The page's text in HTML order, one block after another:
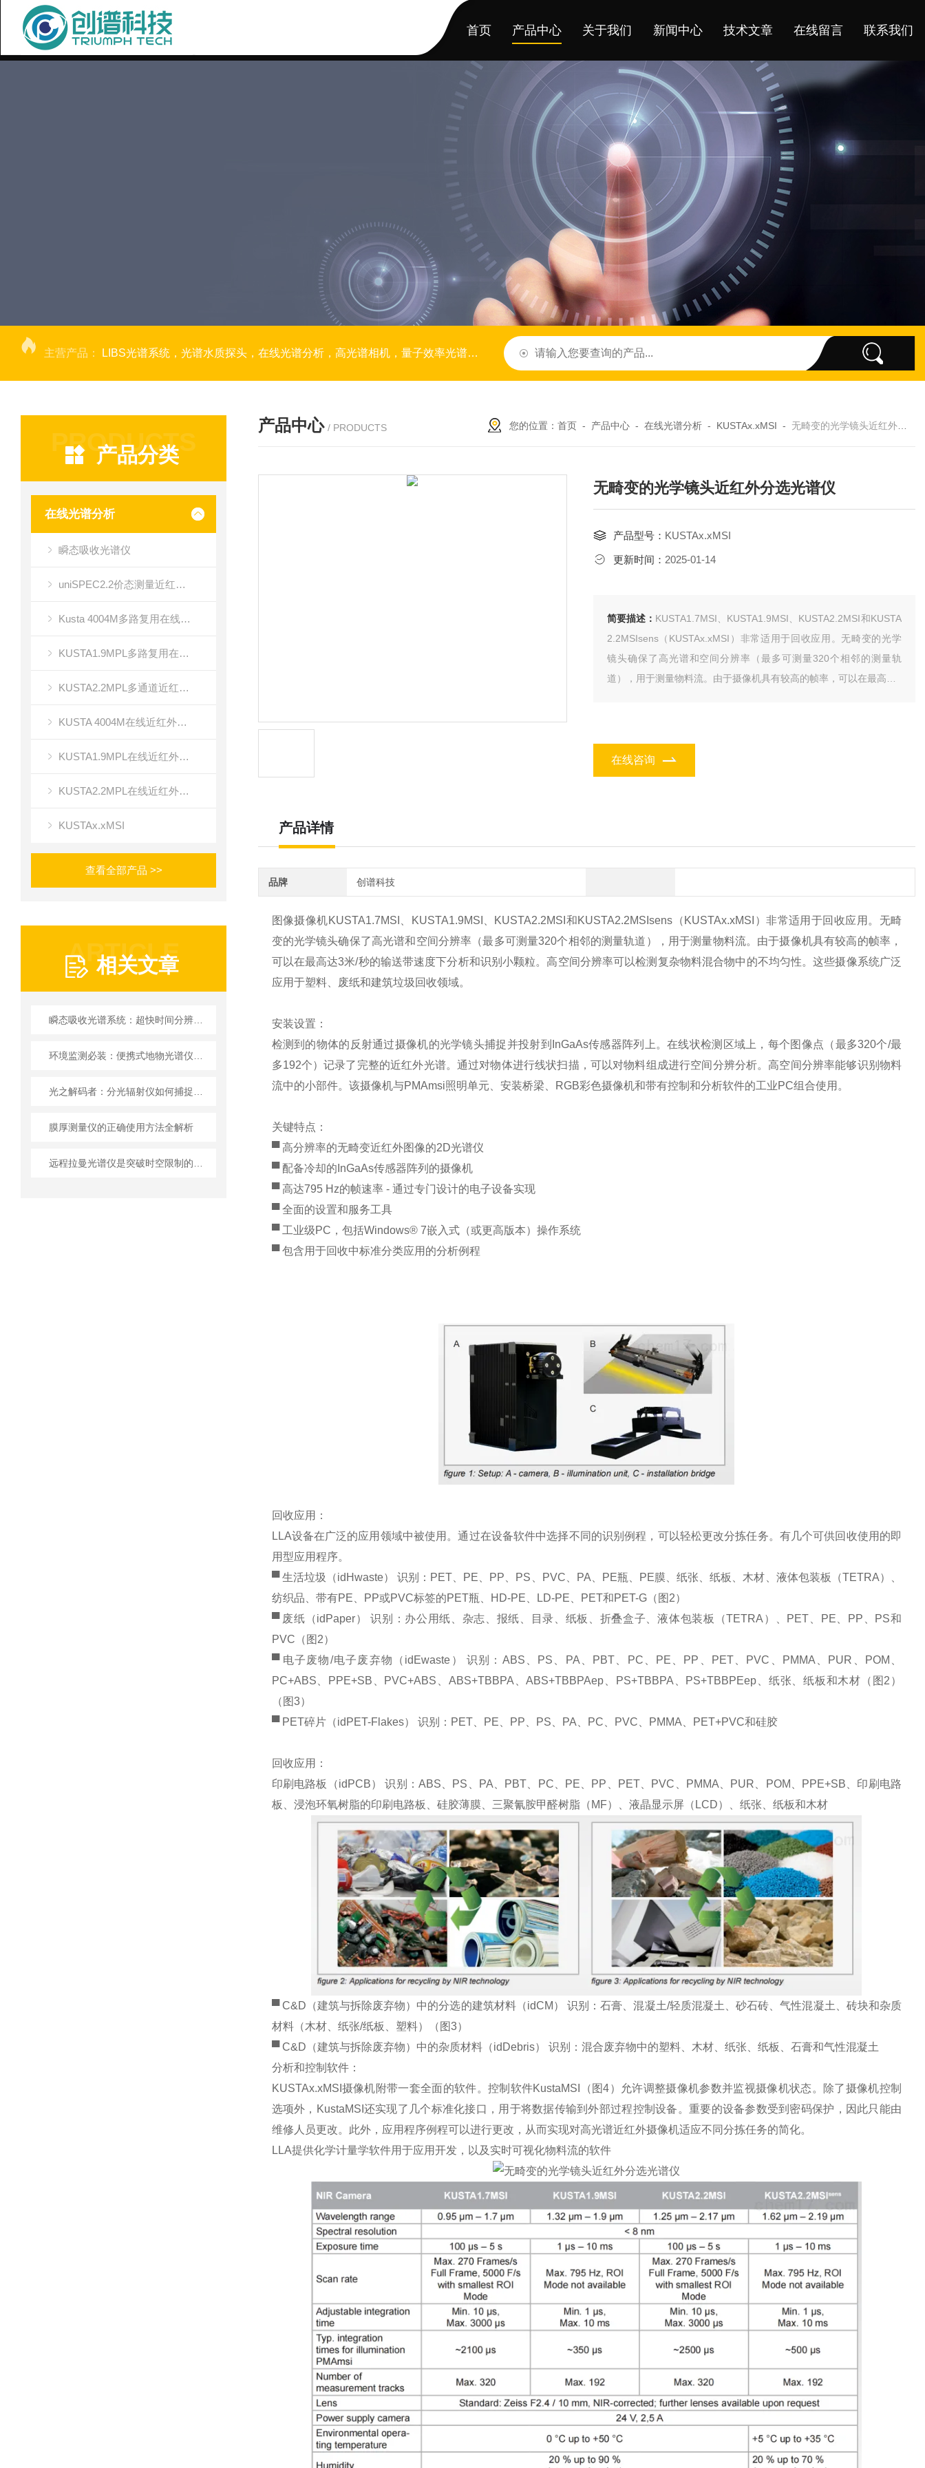
首页 产品中心 关于我们 新闻中心 技术文章 在线留言 联系我们
主营产品： LIBS光谱系统，光谱水质探头，在线光谱分析，高光谱相机，量子效率光谱，BRDF系统，拉曼光谱，模块与子系统，服务与定制
PRODUCTS
产品分类
在线光谱分析
瞬态吸收光谱仪
uniSPEC2.2价态测量近红外光谱仪
Kusta 4004M多路复用在线近红外光谱成像
KUSTA1.9MPL多路复用在线近红外光谱仪
KUSTA2.2MPL多通道近红外光谱成像
KUSTA 4004M在线近红外多路复用光谱仪
KUSTA1.9MPL在线近红外光谱仪
KUSTA2.2MPL在线近红外多通道光谱仪
KUSTAx.xMSI
查看全部产品 >>
ARTICLE
相关文章
膜厚测量仪的正确使用方法全解析
产品中心 / PRODUCTS 您的位置： 首页- 产品中心- 在线光谱分析- KUSTAx.xMSI - 无畸变的光学镜头近红外分选光谱仪
无畸变的光学镜头近红外分选光谱仪
产品型号： KUSTAx.xMSI
更新时间： 2025-01-14
简要描述： KUSTA1.7MSI、KUSTA1.9MSI、KUSTA2.2MSI和KUSTA
2.2MSIsens（KUSTAx.xMSI）非常适用于回收应用。无畸变的光学
镜头确保了高光谱和空间分辨率（最多可测量320个相邻的测量轨
道），用于测量物料流。由于摄像机具有较高的帧率，可以在最高达3
在线咨询
产品详情
品牌 创谱科技
图像摄像机KUSTA1.7MSI、KUSTA1.9MSI、KUSTA2.2MSI和KUSTA2.2MSIsens（KUSTAx.xMSI）非常适用于回收应用。无畸
变的光学镜头确保了高光谱和空间分辨率（最多可测量320个相邻的测量轨道），用于测量物料流。由于摄像机具有较高的帧率，
可以在最高达3米/秒的输送带速度下分析和识别小颗粒。高空间分辨率可以检测复杂物料混合物中的不均匀性。这些摄像系统广泛
应用于塑料、废纸和建筑垃圾回收领域。
安装设置：
检测到的物体的反射通过摄像机的光学镜头捕捉并投射到InGaAs传感器阵列上。在线状检测区域上，每个图像点（最多320个/最
多192个）记录了完整的近红外光谱。通过对物体进行线状扫描，可以对物料组成进行空间分辨分析。高空间分辨率能够识别物料
流中的小部件。该摄像机与PMAmsi照明单元、安装桥梁、RGB彩色摄像机和带有控制和分析软件的工业PC组合使用。
关键特点：
▀ 高分辨率的无畸变近红外图像的2D光谱仪
▀ 配备冷却的InGaAs传感器阵列的摄像机
▀ 高达795 Hz的帧速率 - 通过专门设计的电子设备实现
▀ 全面的设置和服务工具
▀ 工业级PC，包括Windows® 7嵌入式（或更高版本）操作系统
▀ 包含用于回收中标准分类应用的分析例程
回收应用：
LLA设备在广泛的应用领域中被使用。通过在设备软件中选择不同的识别例程，可以轻松更改分拣任务。有几个可供回收使用的即
用型应用程序。
▀ 生活垃圾（idHwaste） 识别：PET、PE、PP、PS、PVC、PA、PE瓶、PE膜、纸张、纸板、木材、液体包装板（TETRA）、
纺织品、带有PE、PP或PVC标签的PET瓶、HD-PE、LD-PE、PET和PET-G（图2）
▀ 废纸（idPaper） 识别：办公用纸、杂志、报纸、目录、纸板、折叠盒子、液体包装板（TETRA）、PET、PE、PP、PS和
PVC（图2）
▀ 电子废物/电子废弃物（idEwaste） 识别：ABS、PS、PA、PBT、PC、PE、PP、PET、PVC、PMMA、PUR、POM、
PC+ABS、PPE+SB、PVC+ABS、ABS+TBBPA、ABS+TBBPAep、PS+TBBPA、PS+TBBPEep、纸张、纸板和木材（图2）
（图3）
▀ PET碎片（idPET-Flakes） 识别：PET、PE、PP、PS、PA、PC、PVC、PMMA、PET+PVC和硅胶
回收应用：
印刷电路板（idPCB） 识别：ABS、PS、PA、PBT、PC、PE、PP、PET、PVC、PMMA、PUR、POM、PPE+SB、印刷电路
板、浸泡环氧树脂的印刷电路板、硅胶薄膜、三聚氰胺甲醛树脂（MF）、液晶显示屏（LCD）、纸张、纸板和木材
▀ C&D（建筑与拆除废弃物）中的分选的建筑材料（idCM） 识别：石膏、混凝土/轻质混凝土、砂石砖、气性混凝土、砖块和杂质
材料（木材、纸张/纸板、塑料）（图3）
▀ C&D（建筑与拆除废弃物）中的杂质材料（idDebris） 识别：混合废弃物中的塑料、木材、纸张、纸板、石膏和气性混凝土
分析和控制软件：
KUSTAx.xMSI摄像机附带一套全面的软件。控制软件KustaMSI（图4）允许调整摄像机参数并监视摄像机状态。除了摄像机控制
选项外，KustaMSI还实现了几个标准化接口，用于将数据传输到外部过程控制设备。重要的设备参数受到密码保护，因此只能由
维修人员更改。此外，应用程序例程可以进行更改，从而实现对高光谱近红外摄像机适应不同分拣任务的简化。
LLA提供化学计量学软件用于应用开发，以及实时可视化物料流的软件